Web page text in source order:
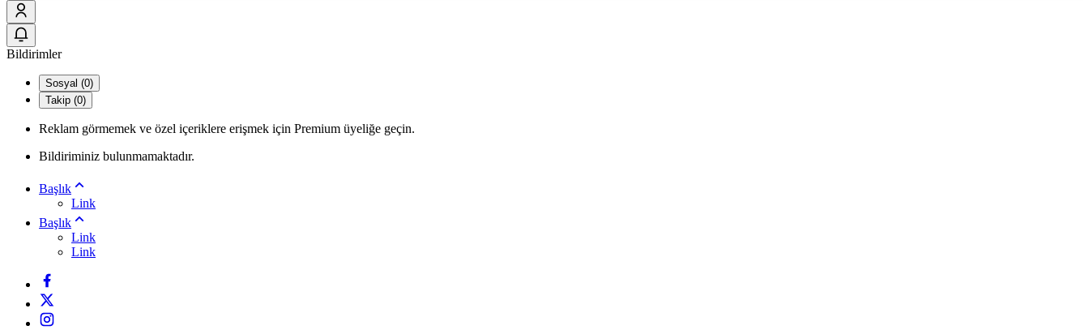
Bildirimler
Sosyal (0)
Takip (0)
Reklam görmemek ve özel içeriklere erişmek için Premium üyeliğe geçin.
Bildiriminiz bulunmamaktadır.
Başlık
Link
Başlık
Link
Link